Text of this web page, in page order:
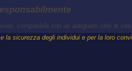
compatibile con un adeguato stile di
la sicurezza degli individui e per la loro